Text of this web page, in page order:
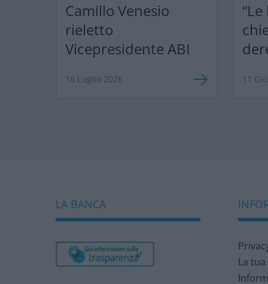
Camillo Venesio
rieletto
Vicepresidente ABI
16 Luglio 2026 11
LA BANCA
La